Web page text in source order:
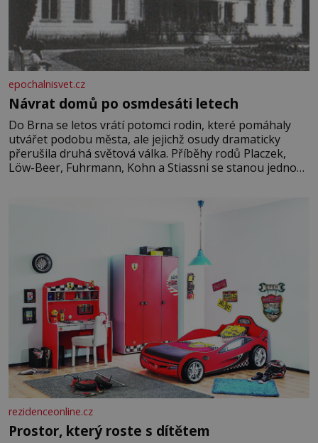
epochalnisvet.cz
Návrat domů po osmdesáti letech
Do Brna se letos vrátí potomci rodin, které pomáhaly
utvářet podobu města, ale jejichž osudy dramaticky
přerušila druhá světová válka. Příběhy rodů Placzek,
Löw-Beer, Fuhrmann, Kohn a Stiassni se stanou jednou
jednoduché. Místa, která si člověk pamatuje z rodinných
rezidenceonline.cz
Prostor, který roste s dítětem